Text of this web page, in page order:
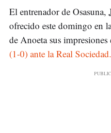
El entrenador de Osasuna,
ofrecido este domingo en
de Anoeta sus impresiones
(1-0) ante la Real Sociedad.